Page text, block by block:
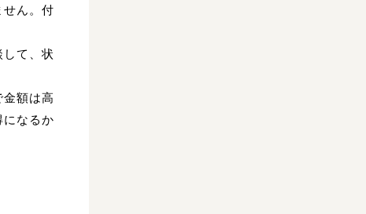
ん。付
て、状
額は高
なるか